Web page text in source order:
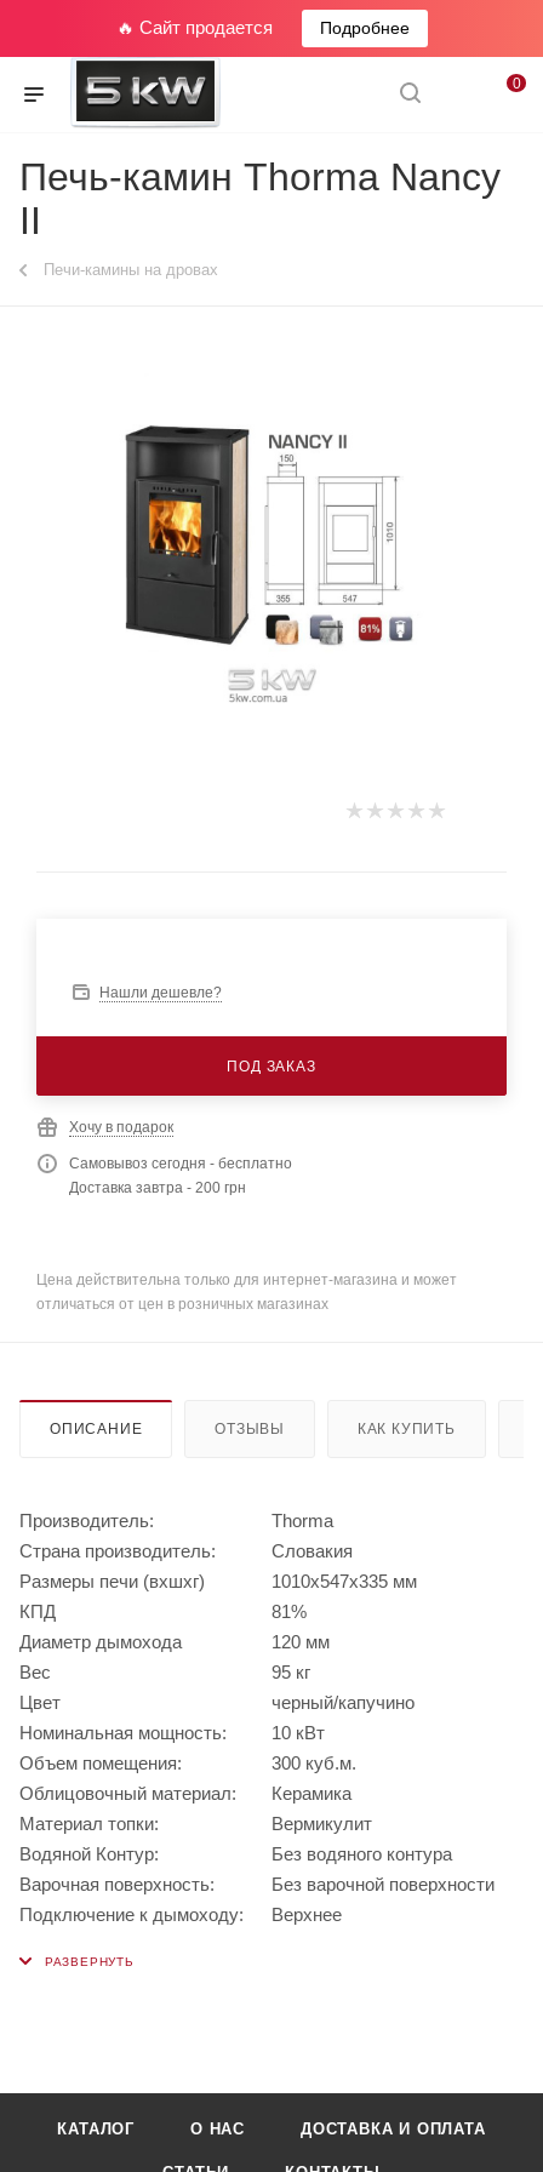
🔥 Сайт продается Подробнее
0
Печь-камин Thorma Nancy
II
Печи-камины на дровах
Нашли дешевле?
ПОД ЗАКАЗ
Хочу в подарок
Самовывоз сегодня - бесплатно
Доставка завтра - 200 грн
Цена действительна только для интернет-магазина и может
отличаться от цен в розничных магазинах
ОПИСАНИЕ ОТЗЫВЫ КАК КУПИТЬ
Производитель:
Thorma
Страна производитель:
Словакия
Размеры печи (вхшхг)
1010х547х335 мм
КПД
81%
Диаметр дымохода
120 мм
Вес
95 кг
Цвет
черный/капучино
Номинальная мощность:
10 кВт
Объем помещения:
300 куб.м.
Облицовочный материал:
Керамика
Материал топки:
Вермикулит
Водяной Контур:
Без водяного контура
Варочная поверхность:
Без варочной поверхности
Подключение к дымоходу:
Верхнее
КАТАЛОГ О НАС ДОСТАВКА И ОПЛАТА